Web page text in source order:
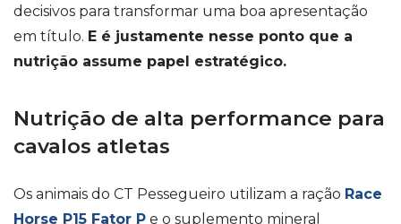
decisivos para transformar uma boa apresentação
em título. E é justamente nesse ponto que a
nutrição assume papel estratégico.
Nutrição de alta performance para
cavalos atletas
Os animais do CT Pessegueiro utilizam a ração Race
Horse P15 Fator P e o suplemento mineral